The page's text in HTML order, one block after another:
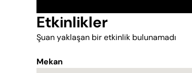
Etkinlikler
Şuan yaklaşan bir etkinlik bulunamadı
Mekan